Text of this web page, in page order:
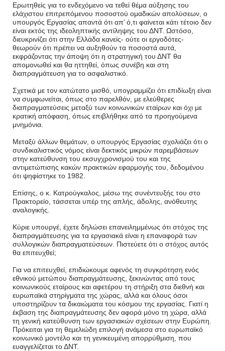
Ερωτηθείς για το ενδεχόμενο να τεθεί θέμα αύξησης του
ελάχιστου επιτρεπόμενου ποσοστού ομαδικών απολύσεων, ο
υπουργός Εργασίας απαντά ότι απ’ ό,τι φαίνεται κάτι τέτοιο δεν
είναι εκτός της ιδεοληπτικής αντίληψης του ΔΝΤ. Ωστόσο,
διευκρινίζει ότι στην Ελλάδα κανείς- ούτε οι εργοδότες-
θεωρούν ότι πρέπει να αυξηθούν τα ποσοστά αυτά,
εκφράζοντας την άποψη ότι η στρατηγική του ΔΝΤ θα
απομονωθεί και θα ηττηθεί, όπως συνέβη και στη
διαπραγμάτευση για το ασφαλιστικό.
Σχετικά με τον κατώτατο μισθό, υπογραμμίζει ότι επιδίωξη είναι
να συμφωνείται, όπως στο παρελθόν, με ελεύθερες
διαπραγματεύσεις μεταξύ των κοινωνικών εταίρων και όχι με
κρατική απόφαση, όπως επιβλήθηκε από τα προηγούμενα
μνημόνια.
Μεταξύ άλλων θεμάτων, ο υπουργός Εργασίας σχολιάζει ότι ο
συνδικαλιστικός νόμος είναι δεκτικός μικρών παρεμβάσεων
στην κατεύθυνση του εκσυγχρονισμού του και της
αντιμετώπισης κακών πρακτικών εφαρμογής του, δεδομένου
ότι ψηφίστηκε το 1982.
Επίσης, ο κ. Κατρούγκαλος, μέσω της συνέντευξής του στο
Πρακτορείο, τάσσεται υπέρ της απλής, άδολης, ανόθευτης
αναλογικής.
Κύριε υπουργέ, έχετε δηλώσει επανειλημμένως ότι στόχος της
διαπραγμάτευσης για τα εργασιακά είναι η επαναφορά των
συλλογικών διαπραγματεύσεων. Πιστεύετε ότι ο στόχος αυτός
θα επιτευχθεί;
Για να επιτευχθεί, επιδιώκουμε αφενός τη συγκρότηση ενός
εθνικού μετώπου διαπραγμάτευσης, ξεκινώντας από τους
κοινωνικούς εταίρους και αφετέρου τη στήριξη στα διεθνή και
ευρωπαϊκά στηρίγματα της χώρας, αλλά και όλους όσοι
υποστηρίζουν τα δικαιώματα του κόσμου της εργασίας. Γιατί η
έκβαση της διαπραγμάτευσης δεν αφορά μόνο τη χώρα, αλλά
τη γενική κατεύθυνση των εργασιακών σχέσεων στην Ευρώπη.
Πρόκειται για τη θεμελιώδη επιλογή ανάμεσα στο ευρωπαϊκό
κοινωνικό μοντέλο και τη γενικευμένη απορρύθμιση, που
ευαγγελίζεται το ΔΝΤ.